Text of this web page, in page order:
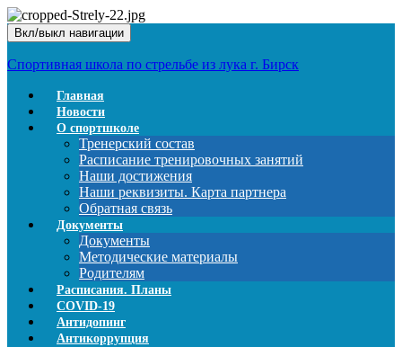
Вкл/выкл навигации
Спортивная школа по стрельбе из лука г. Бирск
Главная
Новости
О спортшколе
Тренерский состав
Расписание тренировочных занятий
Наши достижения
Наши реквизиты. Карта партнера
Обратная связь
Документы
Документы
Методические материалы
Родителям
Расписания. Планы
COVID-19
Антидопинг
Антикоррупция